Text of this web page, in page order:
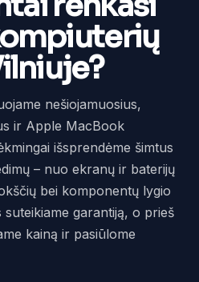
nešiojamuosius,
ir Apple MacBook
išsprendėme šimtus
– nuo ekranų ir baterijų
bei komponentų lygio
garantiją, o prieš
kainą ir pasiūlome